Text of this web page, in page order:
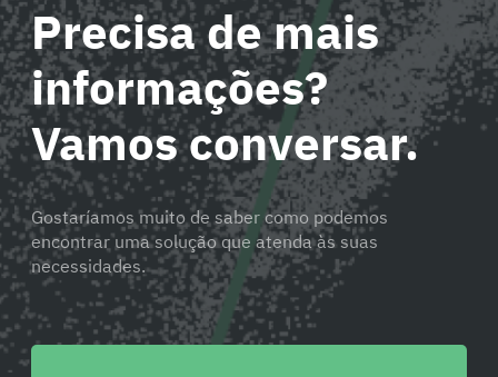
Precisa de mais
informações?
Vamos conversar.
Gostaríamos muito de saber como podemos
encontrar uma solução que atenda às suas
necessidades.